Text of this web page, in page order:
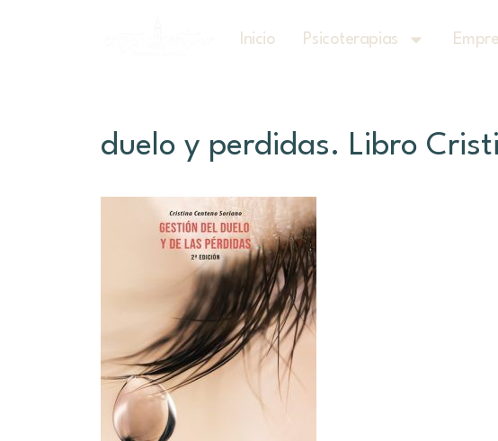
Inicio Psicoterapias
duelo y perdidas. Libro